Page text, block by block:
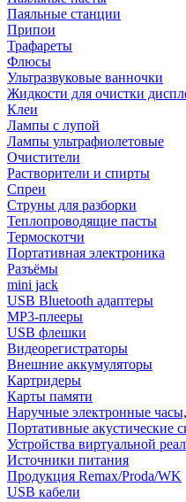
Паяльные станции
Припои
Трафареты
Флюсы
Ультразвуковые ванночки
Жидкости для очистки
Клеи
Лампы с лупой
Лампы ультрафиолетовые
Очистители
Растворители и спирты
Спреи
Струны для разборки
Теплопроводящие пасты
Термоскотчи
Портативная электроника
Разъёмы
mini jack
USB Bluetooth адаптеры
MP3-плееры
USB флешки
Видеорегистраторы
Внешние аккумуляторы
Картридеры
Карты памяти
Наручные электронные
Портативные акустические
Устройства виртуальной
Источники питания
Продукция Remax/Proda/WK
USB кабели